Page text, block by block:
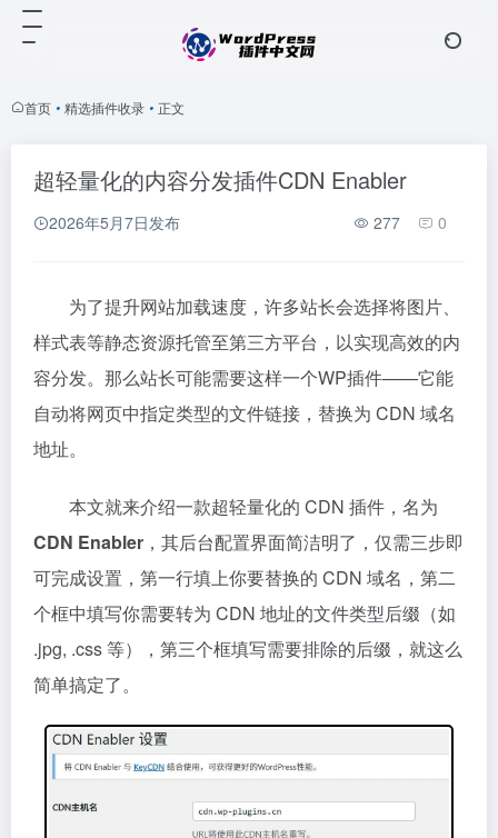
首页 • 精选插件收录 • 正文
超轻量化的内容分发插件CDN Enabler
2026年5月7日发布 277 0
为了提升网站加载速度，许多站长会选择将图片、
样式表等静态资源托管至第三方平台，以实现高效的内
容分发。那么站长可能需要这样一个WP插件——它能
自动将网页中指定类型的文件链接，替换为 CDN 域名
地址。
本文就来介绍一款超轻量化的 CDN 插件，名为
CDN Enabler ，其后台配置界面简洁明了，仅需三步即
可完成设置， 第一行填上你要替换的 CDN 域名，第二
个框中填写你需要转为 CDN 地址的文件类型后缀 （如
.jpg, .css 等）
，第三个框填写需要排除的后缀，就这么
简单搞定了。